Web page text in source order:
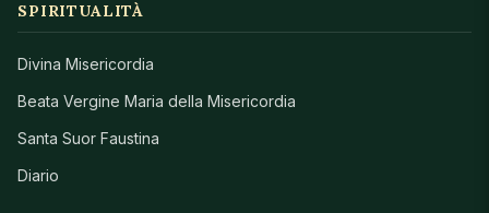
SPIRITUALITÀ
Divina Misericordia
Beata Vergine Maria della Misericordia
Santa Suor Faustina
Diario